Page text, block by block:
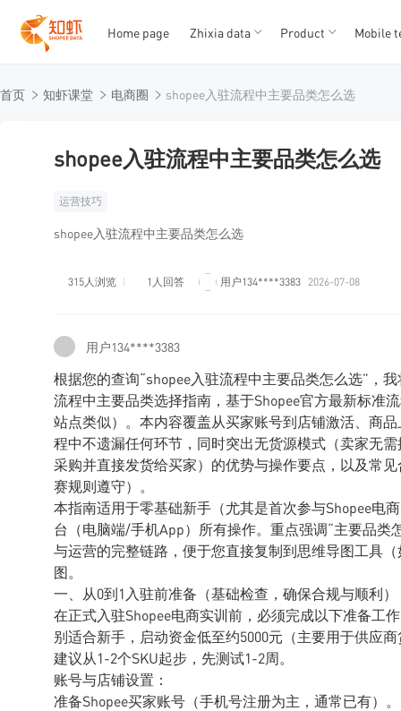
12345
Home page Zhixia data Product Mobile
首页 知虾课堂 电商圈 shopee入驻流程中主要品类怎么选
shopee入驻流程中主要品类怎么选
运营技巧
shopee入驻流程中主要品类怎么选
315人浏览 1人回答 用户134****3383 2026-07-08
用户134****3383
根据您的查询“shopee入驻流程中主要品类怎么选”，
流程中主要品类选择指南，基于Shopee官方最新标准
站点类似）。本内容覆盖从买家账号到店铺激活、商
程中不遗漏任何环节，同时突出无货源模式（卖家无
采购并直接发货给买家）的优势与操作要点，以及常
赛规则遵守）。
本指南适用于零基础新手（尤其是首次参与Shopee电
台（电脑端/手机App）所有操作。重点强调“主要品
与运营的完整链路，便于您直接复制到思维导图工具
图。
一、从0到1入驻前准备（基础检查，确保合规与顺利）
在正式入驻Shopee电商实训前，必须完成以下准备工
别适合新手，启动资金低至约5000元（主要用于供应
建议从1-2个SKU起步，先测试1-2周。
账号与店铺设置：
准备Shopee买家账号（手机号注册为主，通常已有）。